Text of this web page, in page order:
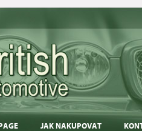
JAK NAKUPOVAT